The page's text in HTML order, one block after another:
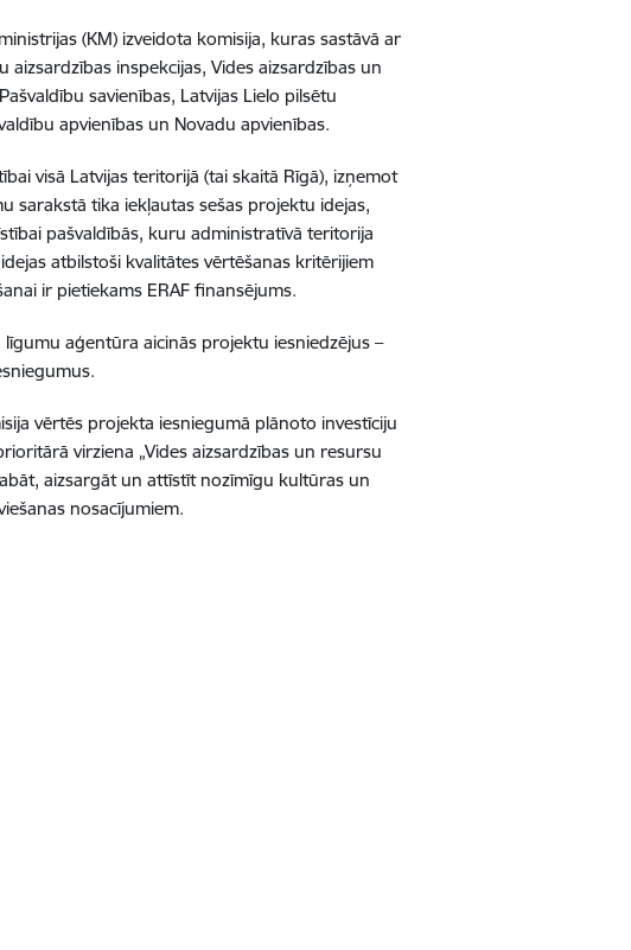
(KM) izveidota komisija, kuras sastāvā ar
inspekcijas, Vides aizsardzības un
savienības, Latvijas Lielo pilsētu
apvienības un Novadu apvienības.
visā Latvijas teritorijā (tai skaitā Rīgā), izņemot
sarakstā tika iekļautas sešas projektu idejas,
pašvaldībās, kuru administratīvā teritorija
atbilstoši kvalitātes vērtēšanas kritērijiem
ir pietiekams ERAF finansējums.
aģentūra aicinās projektu iesniedzējus –
vērtēs projekta iesniegumā plānoto investīciju
virziena „Vides aizsardzības un resursu
aizsargāt un attīstīt nozīmīgu kultūras un
nosacījumiem.